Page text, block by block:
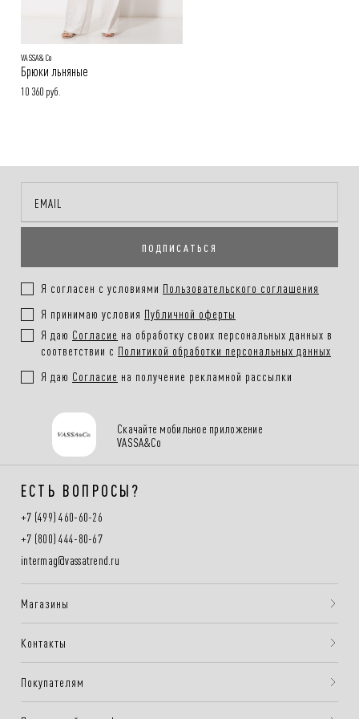
VASSA&Co
Брюки льняные
10 360 руб.
ПОДПИСАТЬСЯ
Я согласен с условиями Пользовательского соглашения
Я принимаю условия Публичной оферты
Я даю Согласие на обработку своих персональных данных в
соответствии с Политикой обработки персональных данных
Я даю Согласие на получение рекламной рассылки
Скачайте мобильное приложение
VASSA&Co
ЕСТЬ ВОПРОСЫ?
+7 (499) 460-60-26
+7 (800) 444-80-67
intermag@vassatrend.ru
Магазины
Контакты
Покупателям